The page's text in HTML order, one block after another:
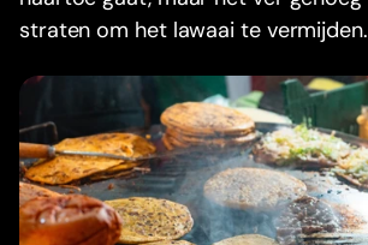
straten om het lawaai te vermijden.